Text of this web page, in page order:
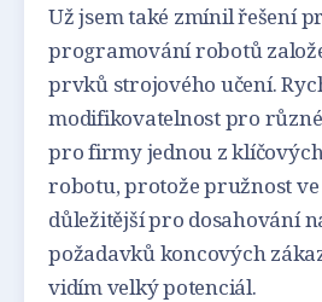
Už jsem také zmínil řešení
programování robotů
prvků strojového učení.
modifikovatelnost pro
pro firmy jednou z
robotu, protože pružnost
důležitější pro dosahování
požadavků koncových
vidím velký potenciál.